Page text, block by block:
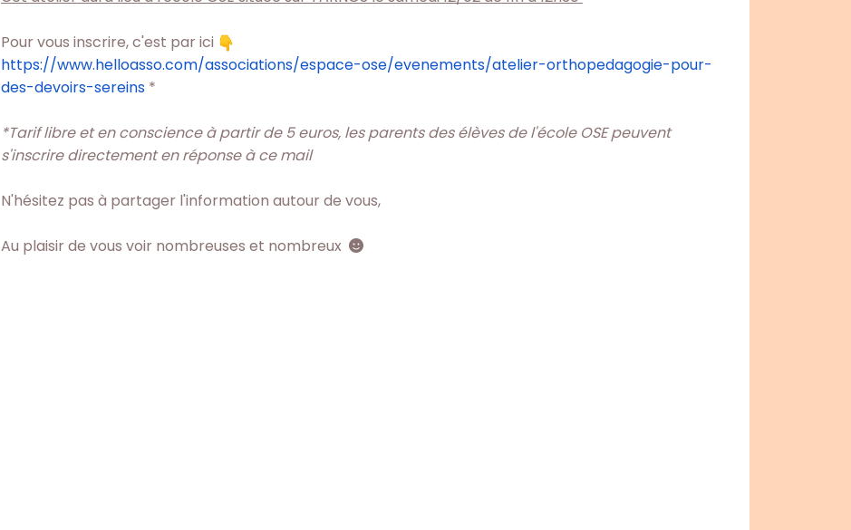
Pour vous inscrire, c'est par ici
https://www.helloasso.com/associations/espace-ose/evenements/atelier-orthopedagogie-pour-
des-devoirs-sereins *
*Tarif libre et en conscience à partir de 5 euros, les parents des élèves de l'école OSE peuvent
s'inscrire directement en réponse à ce mail
N'hésitez pas à partager l'information autour de vous,
Au plaisir de vous voir nombreuses et nombreux 